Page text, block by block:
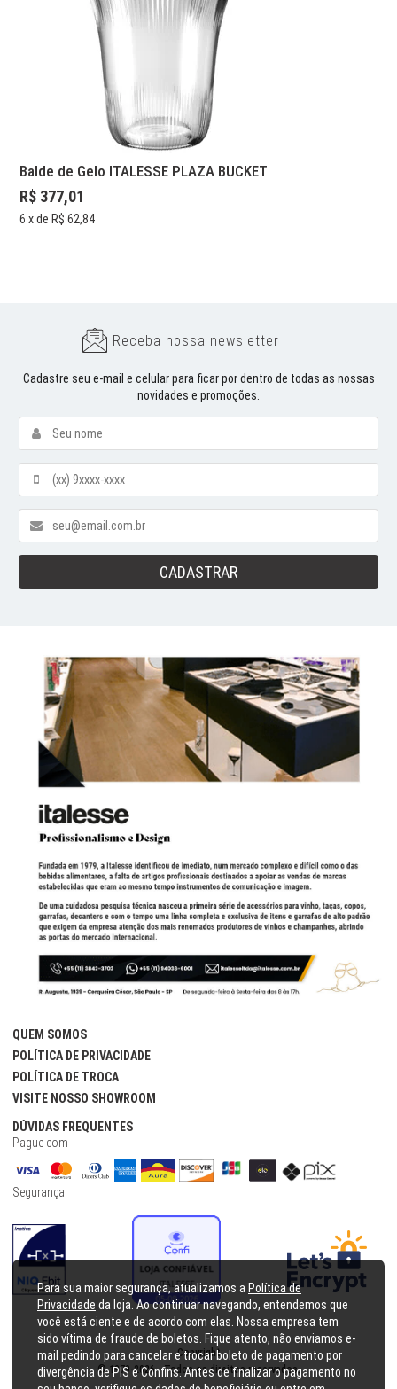
Balde de Gelo ITALESSE PLAZA BUCKET
R$ 377,01
6 x de R$ 62,84
Para sua maior segurança, atualizamos a Política de
Privacidade da loja. Ao continuar navegando, entendemos que
você está ciente e de acordo com elas. Nossa empresa tem
sido vítima de fraude de boletos. Fique atento, não enviamos e-
mail pedindo para cancelar e trocar boleto de pagamento por
divergência de PIS e Confins. Antes de finalizar o pagamento no
Receba nossa newsletter
Cadastre seu e-mail e celular para ficar por dentro de todas as nossas
novidades e promoções.
CADASTRAR
QUEM SOMOS
POLÍTICA DE PRIVACIDADE
POLÍTICA DE TROCA
VISITE NOSSO SHOWROOM
DÚVIDAS FREQUENTES
Pague com
Segurança
Copyright
© 1979-2026- Todos os direitos reservados.